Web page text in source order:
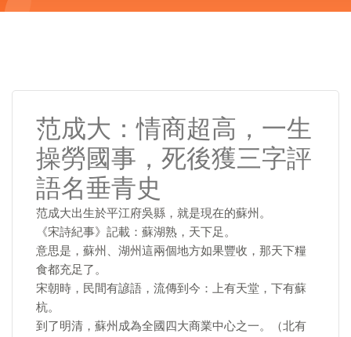
范成大：情商超高，一生
操勞國事，死後獲三字評
語名垂青史
范成大出生於平江府吳縣，就是現在的蘇州。
《宋詩紀事》記載：蘇湖熟，天下足。
意思是，蘇州、湖州這兩個地方如果豐收，那天下糧
食都充足了。
宋朝時，民間有諺語，流傳到今：上有天堂，下有蘇
杭。
到了明清，蘇州成為全國四大商業中心之一。（北有